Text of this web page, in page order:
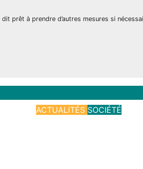
prêt à prendre d’autres mesures si
ACTUALITÉS SOCIÉTÉ